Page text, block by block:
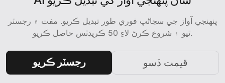
پنھنجي آواز جي سڃاڻپ فوري طور تبديل ڪريو. مفت ۾ رجسٽر
ٿيو ۽ شروع ڪرڻ لاءِ 50 ڪريڊٽس حاصل ڪريو.
رجسٽر ڪريو قيمت ڏسو